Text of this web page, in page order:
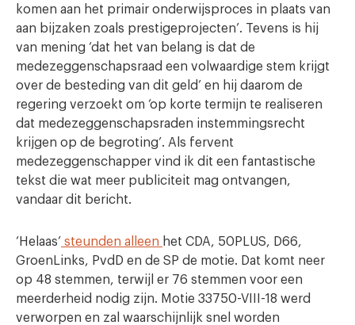
komen aan het primair onderwijsproces in plaats van
aan bijzaken zoals prestigeprojecten’. Tevens is hij
van mening ‘dat het van belang is dat de
medezeggenschapsraad een volwaardige stem krijgt
over de besteding van dit geld’ en hij daarom de
regering verzoekt om ‘op korte termijn te realiseren
dat medezeggenschapsraden instemmingsrecht
krijgen op de begroting’. Als fervent
medezeggenschapper vind ik dit een fantastische
tekst die wat meer publiciteit mag ontvangen,
vandaar dit bericht.
‘Helaas’ steunden alleen het CDA, 50PLUS, D66,
GroenLinks, PvdD en de SP de motie. Dat komt neer
op 48 stemmen, terwijl er 76 stemmen voor een
meerderheid nodig zijn. Motie 33750-VIII-18 werd
verworpen en zal waarschijnlijk snel worden